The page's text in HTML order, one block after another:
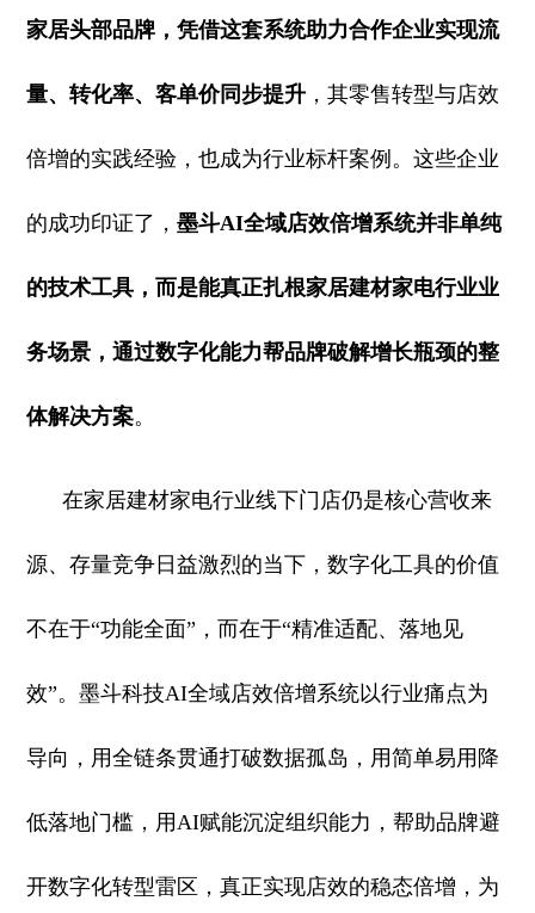
家居头部品牌，凭借这套系统助力合作企业实现流
量、转化率、客单价同步提升，其零售转型与店效
倍增的实践经验，也成为行业标杆案例。这些企业
的成功印证了， 墨斗AI全域店效倍增系统并非单纯
的技术工具，而是能真正扎根家居建材家电行业业
务场景，通过数字化能力帮品牌破解增长瓶颈的整
体解决方案。
在家居建材家电行业线下门店仍是核心营收来
源、存量竞争日益激烈的当下，数字化工具的价值
不在于“功能全面”，而在于“精准适配、落地见
效”。墨斗科技AI全域店效倍增系统以行业痛点为
导向，用全链条贯通打破数据孤岛，用简单易用降
低落地门槛，用AI赋能沉淀组织能力，帮助品牌避
开数字化转型雷区，真正实现店效的稳态倍增，为